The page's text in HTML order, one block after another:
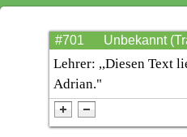
#701 Unbekannt
Lehrer: ,,Diesen Text
Adrian."